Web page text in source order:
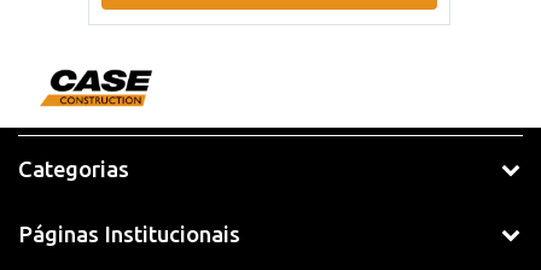
Categorias
Páginas Institucionais